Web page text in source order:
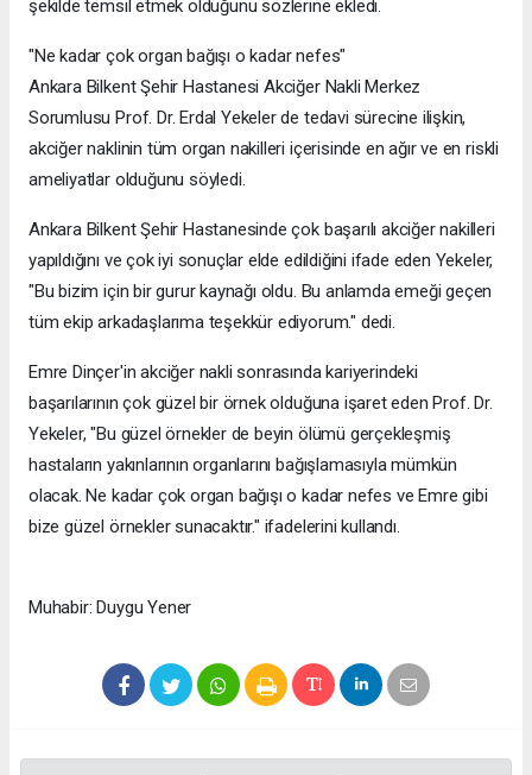
şekilde temsil etmek olduğunu sözlerine ekledi.
"Ne kadar çok organ bağışı o kadar nefes"
Ankara Bilkent Şehir Hastanesi Akciğer Nakli Merkez
Sorumlusu Prof. Dr. Erdal Yekeler de tedavi sürecine ilişkin,
akciğer naklinin tüm organ nakilleri içerisinde en ağır ve en riskli
ameliyatlar olduğunu söyledi.
Ankara Bilkent Şehir Hastanesinde çok başarılı akciğer nakilleri
yapıldığını ve çok iyi sonuçlar elde edildiğini ifade eden Yekeler,
"Bu bizim için bir gurur kaynağı oldu. Bu anlamda emeği geçen
tüm ekip arkadaşlarıma teşekkür ediyorum." dedi.
Emre Dinçer'in akciğer nakli sonrasında kariyerindeki
başarılarının çok güzel bir örnek olduğuna işaret eden Prof. Dr.
Yekeler, "Bu güzel örnekler de beyin ölümü gerçekleşmiş
hastaların yakınlarının organlarını bağışlamasıyla mümkün
olacak. Ne kadar çok organ bağışı o kadar nefes ve Emre gibi
bize güzel örnekler sunacaktır." ifadelerini kullandı.
Muhabir: Duygu Yener